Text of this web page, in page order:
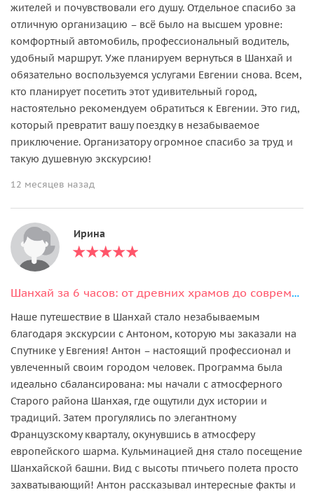
жителей и почувствовали его душу. Отдельное спасибо за
отличную организацию – всё было на высшем уровне:
комфортный автомобиль, профессиональный водитель,
удобный маршрут. Уже планируем вернуться в Шанхай и
обязательно воспользуемся услугами Евгении снова. Всем,
кто планирует посетить этот удивительный город,
настоятельно рекомендуем обратиться к Евгении. Это гид,
который превратит вашу поездку в незабываемое
приключение. Организатору огромное спасибо за труд и
такую душевную экскурсию!
12 месяцев назад
Ирина
Шанхай за 6 часов: от древних храмов до современных небоскрёбов
Наше путешествие в Шанхай стало незабываемым
благодаря экскурсии с Антоном, которую мы заказали на
Спутнике у Евгения! Антон – настоящий профессионал и
увлеченный своим городом человек. Программа была
идеально сбалансирована: мы начали с атмосферного
Старого района Шанхая, где ощутили дух истории и
традиций. Затем прогулялись по элегантному
Французскому кварталу, окунувшись в атмосферу
европейского шарма. Кульминацией дня стало посещение
Шанхайской башни. Вид с высоты птичьего полета просто
захватывающий! Антон рассказывал интересные факты и